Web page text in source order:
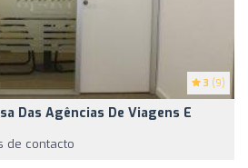
3 (9)
Das Agências De Viagens E
de contacto